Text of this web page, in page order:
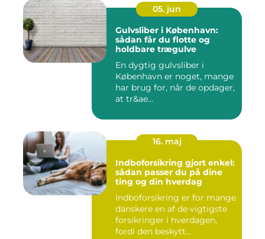
05. jun
Gulvsliber i København:
sådan får du flotte og
holdbare trægulve
En dygtig gulvsliber i
København er noget, mange
har brug for, når de opdager,
at tr&ae...
16. maj
Indboforsikring gjort enkel:
sådan passer du på dine
ting og din hverdag
Indboforsikring er for mange
danskere en af de vigtigste
forsikringer i hverdagen,
fordi den beskytt...